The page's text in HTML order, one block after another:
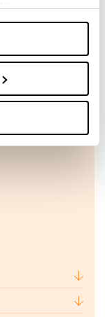
toestemming.
of zelf kiezen
je op elk
knop
en